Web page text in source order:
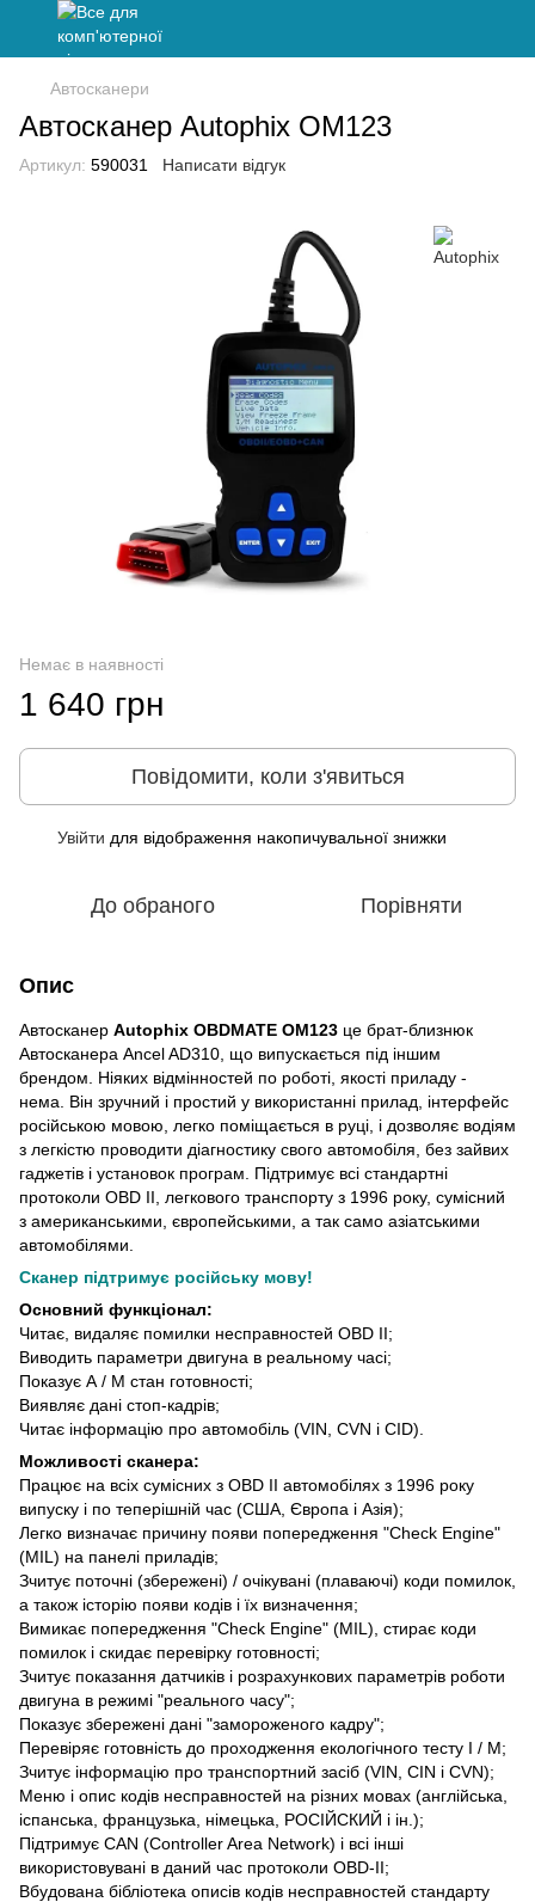
Автосканери
Автосканер Autophix OM123
Артикул: 590031 Написати відгук
Немає в наявності
1 640 грн
Повідомити, коли з'явиться
Увійти для відображення накопичувальної знижки
До обраного Порівняти
Опис
Автосканер Autophix OBDMATE OM123 це брат-близнюк
Автосканера Ancel AD310, що випускається під іншим
брендом. Ніяких відмінностей по роботі, якості приладу -
нема. Він зручний і простий у використанні прилад, інтерфейс
російською мовою, легко поміщається в руці, і дозволяє водіям
з легкістю проводити діагностику свого автомобіля, без зайвих
гаджетів і установок програм. Підтримує всі стандартні
протоколи OBD II, легкового транспорту з 1996 року, сумісний
з американськими, європейськими, а так само азіатськими
автомобілями.
Сканер підтримує російську мову!
Основний функціонал:
Читає, видаляє помилки несправностей OBD II;
Виводить параметри двигуна в реальному часі;
Показує А / М стан готовності;
Виявляє дані стоп-кадрів;
Читає інформацію про автомобіль (VIN, CVN і CID).
Можливості сканера:
Працює на всіх сумісних з OBD II автомобілях з 1996 року
випуску і по теперішній час (США, Європа і Азія);
Легко визначає причину появи попередження "Check Engine"
(MIL) на панелі приладів;
Зчитує поточні (збережені) / очікувані (плаваючі) коди помилок,
а також історію появи кодів і їх визначення;
Вимикає попередження "Check Engine" (MIL), стирає коди
помилок і скидає перевірку готовності;
Зчитує показання датчиків і розрахункових параметрів роботи
двигуна в режимі "реального часу";
Показує збережені дані "замороженого кадру";
Перевіряє готовність до проходження екологічного тесту I / M;
Зчитує інформацію про транспортний засіб (VIN, CIN і CVN);
Меню і опис кодів несправностей на різних мовах (англійська,
іспанська, французька, німецька, РОСІЙСКИЙ і ін.);
Підтримує CAN (Controller Area Network) і всі інші
використовувані в даний час протоколи OBD-II;
Вбудована бібліотека описів кодів несправностей стандарту